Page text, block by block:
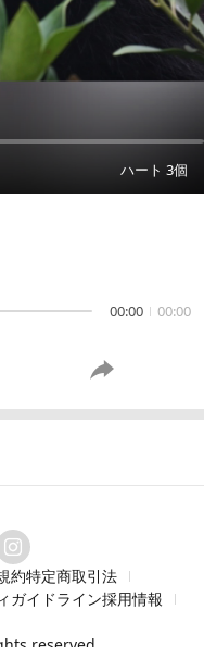
ハート 3個
00:00 00:00
約特定商取引法
ガイドライン採用情報